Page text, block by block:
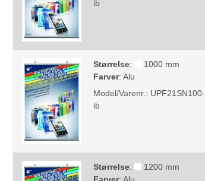
ib
Størrelse:
1000 mm
Farver:Alu
Model/Varenr.: UPF21SN100-
ib
Størrelse:
1200 mm